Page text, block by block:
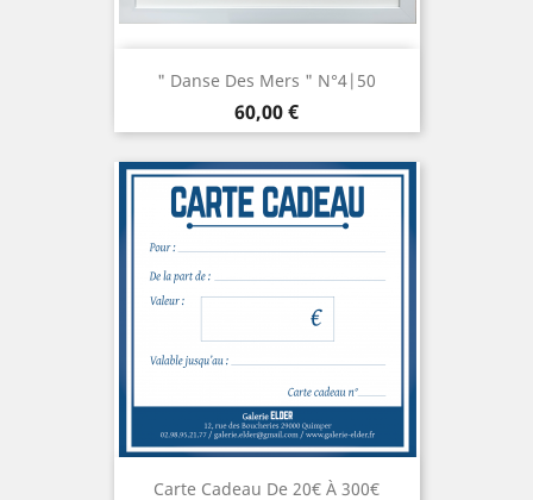
" Danse Des Mers " N°4|50
Prix
60,00 €
Carte Cadeau De 20€ À 300€